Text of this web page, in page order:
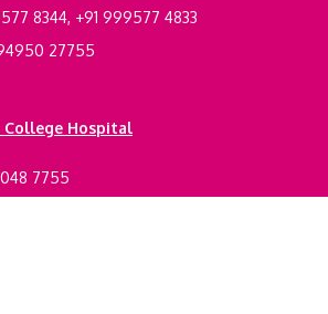
8344, +91 999577 4833
27755
College Hospital
7755